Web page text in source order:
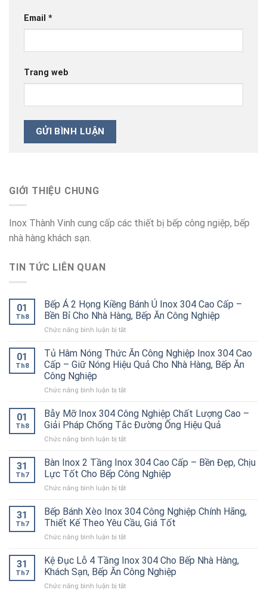
Email *
Trang web
GIỚI THIỆU CHUNG
Inox Thành Vinh cung cấp các thiết bị bếp công ngiệp, bếp
nhà hàng khách sạn.
TIN TỨC LIÊN QUAN
01
Th8
Bếp Á 2 Họng Kiềng Bánh Ú Inox 304 Cao Cấp –
Bền Bỉ Cho Nhà Hàng, Bếp Ăn Công Nghiệp
Chức năng bình luận bị tắtở
Á
2
Họng
Bánh
Inox
304
Cao
Cấp
Bền
Bỉ
Cho
Nhà
Bếp
Ăn
01
Th8
Tủ Hâm Nóng Thức Ăn Công Nghiệp Inox 304 Cao
Cấp – Giữ Nóng Hiệu Quả Cho Nhà Hàng, Bếp Ăn
Công Nghiệp
Chức năng bình luận bị tắtở
Hâm
Nóng
Thức
Ăn
Nghiệp
Inox
304
Cao
–
Giữ
Hiệu
Cho
Nhà
01
Th8
Bẫy Mỡ Inox 304 Công Nghiệp Chất Lượng Cao –
Giải Pháp Chống Tắc Đường Ống Hiệu Quả
Chức năng bình luận bị tắtở
Mỡ
Inox
304
Công
Chất
Lượng
–
Pháp
Chống
Đường
31
Th7
Bàn Inox 2 Tầng Inox 304 Cao Cấp – Bền Đẹp, Chịu
Lực Tốt Cho Bếp Công Nghiệp
Chức năng bình luận bị tắtở
Inox
2
Tầng
Inox
Cao
Cấp
Bền
31
Th7
Bếp Bánh Xèo Inox 304 Công Nghiệp Chính Hãng,
Thiết Kế Theo Yêu Cầu, Giá Tốt
Chức năng bình luận bị tắtở
Bánh
Xèo
Inox
304
31
Th7
Kệ Đục Lỗ 4 Tầng Inox 304 Cho Bếp Nhà Hàng,
Khách Sạn, Bếp Ăn Công Nghiệp
Chức năng bình luận bị tắtở